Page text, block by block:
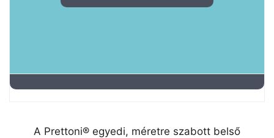
A Prettoni® egyedi, méretre szabott belső